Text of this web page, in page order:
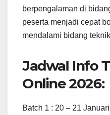
berpengalaman di
peserta menjadi cepat
mendalami bidang
Jadwal Info
Online 2026:
Batch 1 : 20 – 21